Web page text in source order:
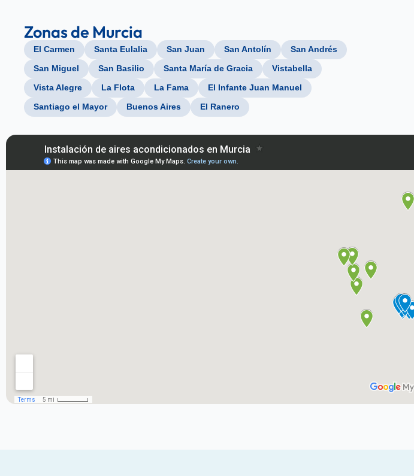
Zonas de Murcia
El Carmen Santa Eulalia San Juan San Antolín San Andrés
San Miguel San Basilio Santa María de Gracia Vistabella
Vista Alegre La Flota La Fama El Infante Juan Manuel
Santiago el Mayor Buenos Aires El Ranero